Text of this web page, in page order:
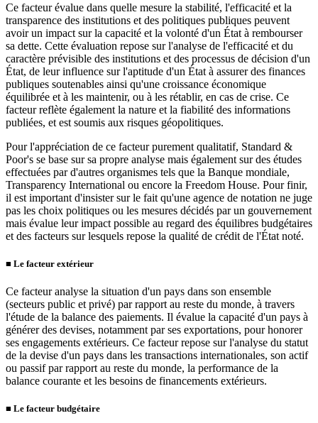
Ce facteur évalue dans quelle mesure la stabilité, l'efficacité et la
transparence des institutions et des politiques publiques peuvent
avoir un impact sur la capacité et la volonté d'un État à rembourser
sa dette. Cette évaluation repose sur l'analyse de l'efficacité et du
caractère prévisible des institutions et des processus de décision d'un
État, de leur influence sur l'aptitude d'un État à assurer des finances
publiques soutenables ainsi qu'une croissance économique
équilibrée et à les maintenir, ou à les rétablir, en cas de crise. Ce
facteur reflète également la nature et la fiabilité des informations
publiées, et est soumis aux risques géopolitiques.
Pour l'appréciation de ce facteur purement qualitatif, Standard &
Poor's se base sur sa propre analyse mais également sur des études
effectuées par d'autres organismes tels que la Banque mondiale,
Transparency International ou encore la Freedom House. Pour finir,
il est important d'insister sur le fait qu'une agence de notation ne juge
pas les choix politiques ou les mesures décidés par un gouvernement
mais évalue leur impact possible au regard des équilibres budgétaires
et des facteurs sur lesquels repose la qualité de crédit de l'État noté.
■ Le facteur extérieur
Ce facteur analyse la situation d'un pays dans son ensemble
(secteurs public et privé) par rapport au reste du monde, à travers
l'étude de la balance des paiements. Il évalue la capacité d'un pays à
générer des devises, notamment par ses exportations, pour honorer
ses engagements extérieurs. Ce facteur repose sur l'analyse du statut
de la devise d'un pays dans les transactions internationales, son actif
ou passif par rapport au reste du monde, la performance de la
balance courante et les besoins de financements extérieurs.
■ Le facteur budgétaire